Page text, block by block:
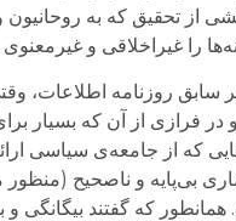
از تحقیق که به
١٣٨۵) از مدیران تلویزیون و سردبیر سابق
فرازی از آن که بسیار
که از جامعه‌ى سیاسى
بى‌پایه و ناصحیح (منظور